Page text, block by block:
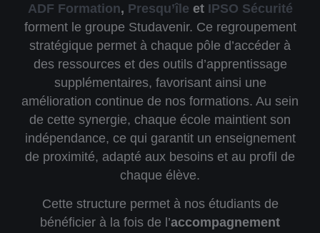
ADF Formation, Presqu’île et IPSO Sécurité
forment le groupe Studavenir. Ce regroupement
stratégique permet à chaque pôle d’accéder à
des ressources et des outils d’apprentissage
supplémentaires, favorisant ainsi une
amélioration continue de nos formations. Au sein
de cette synergie, chaque école maintient son
indépendance, ce qui garantit un enseignement
de proximité, adapté aux besoins et au profil de
chaque élève.
Cette structure permet à nos étudiants de
bénéficier à la fois de l’accompagnement